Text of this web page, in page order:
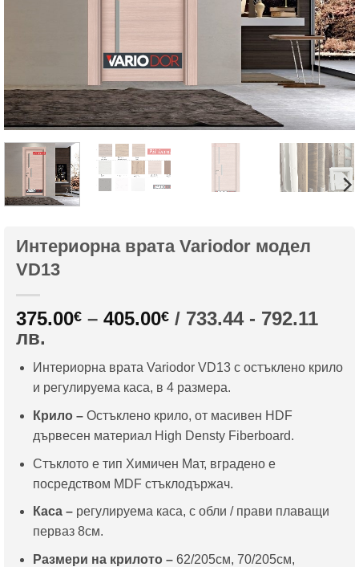
Интериорна врата Variodor модел
VD13
375.00€ – 405.00€Price
through
405.00€
/ 733.44 - 792.11
лв.
Интериорна врата Variodor VD13 с остъклено крило
и регулируема каса, в 4 размера.
Крило –Остъклено крило, от масивен HDF
дървесен материал High Densty Fiberboard.
Стъклото е тип Химичен Мат, вградено е
посредством MDF стъклодържач.
Каса –регулируема каса, с обли / прави плаващи
перваз 8см.
Размери на крилото – 62/205см, 70/205см,